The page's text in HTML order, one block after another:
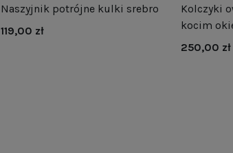
Naszyjnik potrójne kulki srebro
119,00 zł
Kolczyki
kocim
250,00 zł